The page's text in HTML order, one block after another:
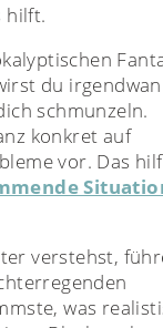
hilft.
du
schmunzeln.
konkret auf
vor. Das
verstehst,
was